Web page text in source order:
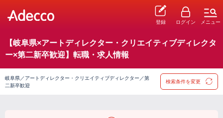
登録 ログイン メニュー
【岐阜県×アートディレクター・クリエイティブディレクタ
ー×第二新卒歓迎】転職・求人情報
岐阜県／アートディレクター・クリエイティブディレクター／第
二新卒歓迎
検索条件を変更